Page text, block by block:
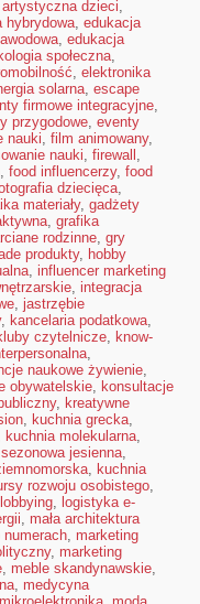
dzieci,
hybrydowa, edukacja
, edukacja
społeczna,
, elektronika
solarna, escape
firmowe integracyjne,
przygodowe, eventy
nauki, film animowany,
nauki, firewall ,
, food influencerzy, food
dziecięca,
materiały, gadżety
, grafika
rodzinne, gry
produkty, hobby
, influencer marketing
, integracja
, jastrzębie
, kancelaria podatkowa,
czytelnicze, know-
,
naukowe żywienie,
obywatelskie, konsultacje
, kreatywne
, kuchnia grecka,
kuchnia molekularna,
jesienna,
, kuchnia
rozwoju osobistego,
lobbying, logistyka e-
, mała architektura
numerach, marketing
, marketing
, meble skandynawskie,
, medycyna